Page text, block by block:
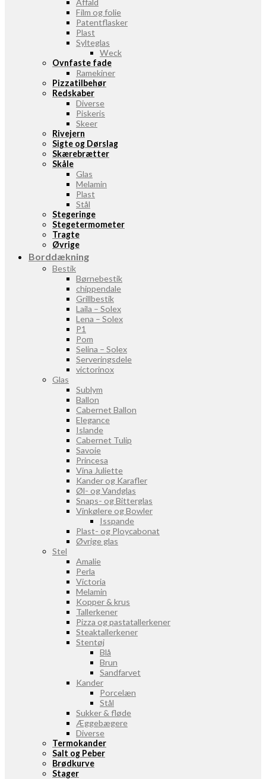
Affald
Film og folie
Patentflasker
Plast
Sylteglas
Weck
Ovnfaste fade
Ramekiner
Pizzatilbehør
Redskaber
Diverse
Piskeris
Skeer
Rivejern
Sigte og Dørslag
Skærebrætter
Skåle
Glas
Melamin
Plast
Stål
Stegeringe
Stegetermometer
Tragte
Øvrige
Borddækning
Bestik
Børnebestik
chippendale
Grillbestik
Laila – Solex
Lena – Solex
P1
Pom
Selina – Solex
Serveringsdele
victorinox
Glas
Sublym
Ballon
Cabernet Ballon
Elegance
Islande
Cabernet Tulip
Savoie
Princesa
Vina Juliette
Kander og Karafler
Øl- og Vandglas
Snaps- og Bitterglas
Vinkølere og Bowler
Isspande
Plast- og Ploycabonat
Øvrige glas
Stel
Amalie
Perla
Victoria
Melamin
Kopper & krus
Tallerkener
Pizza og pastatallerkener
Steaktallerkener
Stentøj
Blå
Brun
Sandfarvet
Kander
Porcelæn
Stål
Sukker & fløde
Æggebægere
Diverse
Termokander
Salt og Peber
Brødkurve
Stager